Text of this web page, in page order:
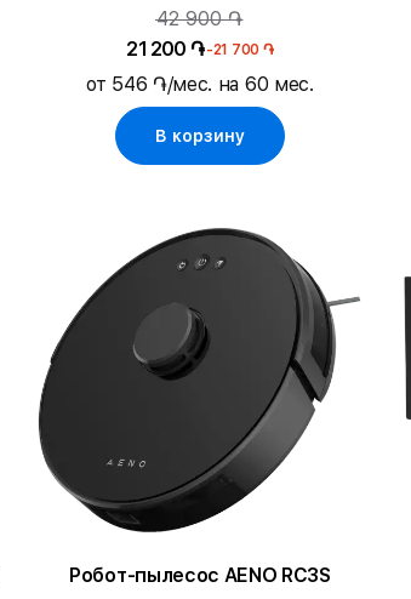
42 900 ֏
21 200 ֏ -21 700 ֏
от 546 ֏/мес. на 60 мес.
В корзину
Робот-пылесос AENO RC3S